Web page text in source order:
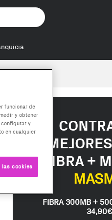
FIBRA +
FIBRA 300MB +
funcionar de
y obtener
y
en cualquier
cookies